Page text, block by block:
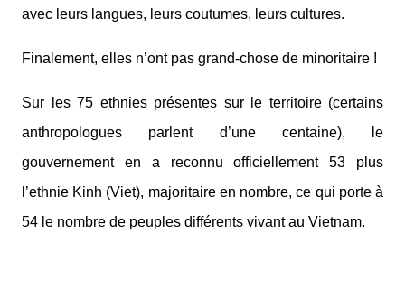
avec leurs langues, leurs coutumes, leurs cultures.
Finalement, elles n’ont pas grand-chose de minoritaire !
Sur les 75 ethnies présentes sur le territoire (certains
anthropologues parlent d’une centaine), le
gouvernement en a reconnu officiellement 53 plus
l’ethnie Kinh (Viet), majoritaire en nombre, ce qui porte à
54 le nombre de peuples différents vivant au Vietnam.